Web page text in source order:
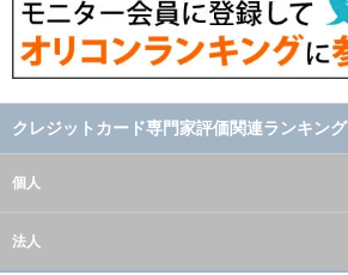
クレジットカード専門家評価関連ランキング
個人
法人